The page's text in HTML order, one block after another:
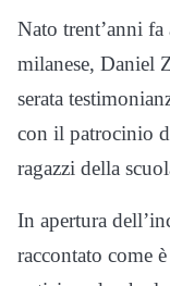
Nato trent’anni
milanese, Daniel
serata
con il patrocinio
ragazzi della
In apertura
raccontato come